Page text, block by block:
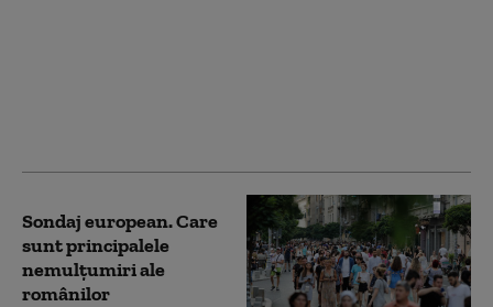
Sondaj european. Care
sunt principalele
nemulțumiri ale
românilor